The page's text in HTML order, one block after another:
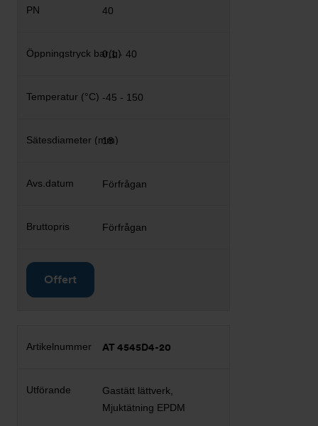
40
0,1 - 40
-45 - 150
18
Förfrågan
Förfrågan
Offert
AT 4545D4-20
Gastätt lättverk,
Mjuktätning EPDM